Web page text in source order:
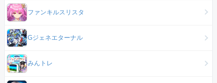
ファンキルスリスタ
Gジェネエターナル
みんトレ